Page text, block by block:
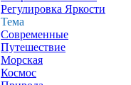
Регулировка Яркости
Тема
Современные
Путешествие
Морская
Космос